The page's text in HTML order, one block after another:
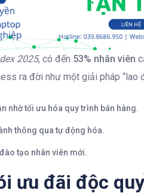
2025, có đến 53% nhân viên
ra đời như một giải pháp “lao
nhờ tối ưu hóa quy trình bán hàng.
thông qua tự động hóa.
tạo nhân viên mới.
ưu đãi độc